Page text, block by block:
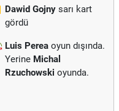
Dawid Gojny sarı kart
gördü
Luis Perea oyun dışında.
Yerine Michal
Rzuchowski oyunda.